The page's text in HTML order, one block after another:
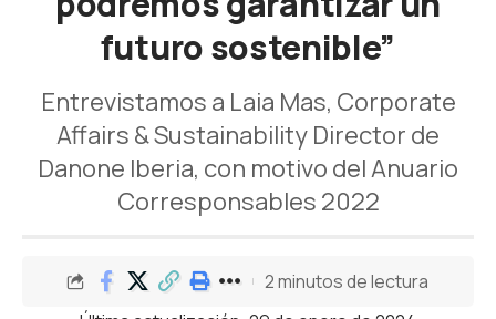
futuro sostenible”
Entrevistamos a Laia Mas, Corporate
Affairs & Sustainability Director de
Danone Iberia, con motivo del Anuario
Corresponsables 2022
2 minutos de lectura